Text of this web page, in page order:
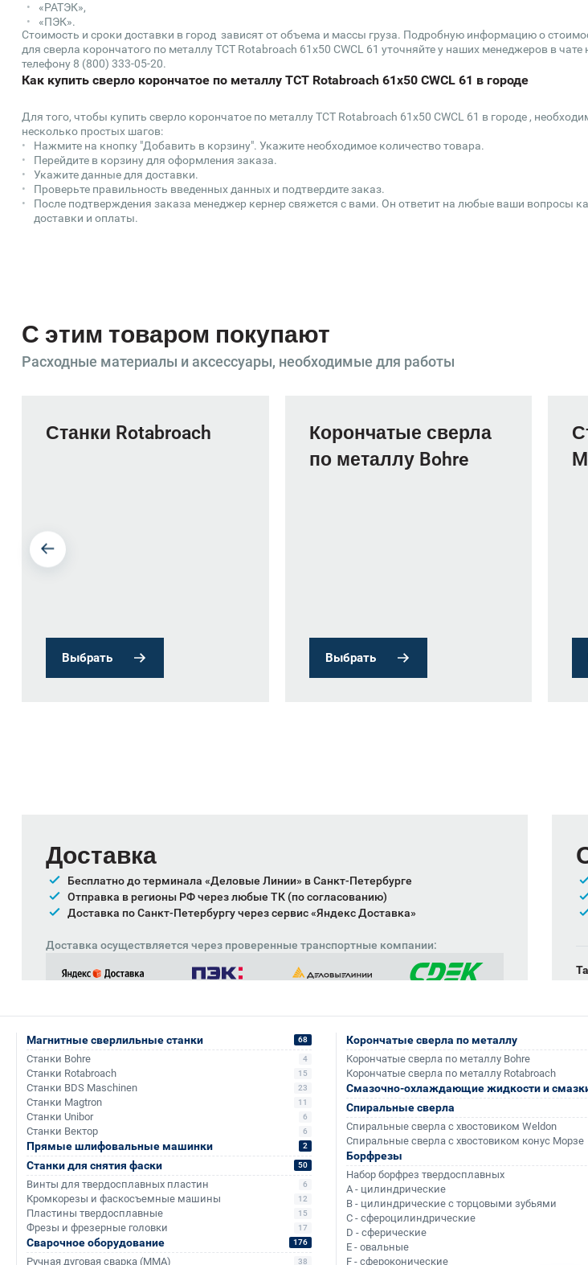
«РАТЭК»,
«ПЭК».
Стоимость и сроки доставки в город зависят от объема и массы груза. Подробную информацию о
для сверла корончатого по металлу TCT Rotabroach 61х50 CWCL 61 уточняйте у наших менеджеров в чате
телефону 8 (800) 333-05-20.
Как купить сверло корончатое по металлу TCT Rotabroach 61х50 CWCL 61 в городе
Для того, чтобы купить сверло корончатое по металлу TCT Rotabroach 61х50 CWCL 61 в городе ,
несколько простых шагов:
Нажмите на кнопку "Добавить в корзину". Укажите необходимое количество товара.
Перейдите в корзину для оформления заказа.
Укажите данные для доставки.
Проверьте правильность введенных данных и подтвердите заказ.
После подтверждения заказа менеджер кернер свяжется с вами. Он ответит на любые ваши вопросы
доставки и оплаты.
С этим товаром покупают
Расходные материалы и аксессуары, необходимые для работы
Станки Rotabroach
Выбрать
Корончатые сверла
по металлу Bohre
Выбрать
Доставка
Бесплатно до терминала «Деловые Линии» в Санкт-Петербурге
Отправка в регионы РФ через любые ТК (по согласованию)
Доставка по Санкт-Петербургу через сервис «Яндекс Доставка»
Доставка осуществляется через проверенные транспортные компании:
Аналоги и похожие товары
+291 +3 999
Магнитные сверлильные станки 68
Станки Bohre 4
Станки Rotabroach 15
Станки BDS Maschinen 23
Станки Magtron 11
Станки Unibor 6
Станки Вектор 6
Прямые шлифовальные машинки 2
Станки для снятия фаски 50
Винты для твердосплавных пластин 6
Кромкорезы и фаскосъемные машины 12
Пластины твердосплавные 15
Фрезы и фрезерные головки 17
Сварочное оборудование 176
Ручная дуговая сварка (MMA) 38
Корончатые сверла по металлу
Корончатые сверла по металлу Bohre
Корончатые сверла по металлу Rotabroach
Смазочно-охлаждающие жидкости и
Спиральные сверла
Спиральные сверла с хвостовиком Weldon
Спиральные сверла с хвостовиком конус Морзе
Борфрезы
Набор борфрез твердосплавных
A - цилиндрические
B - цилиндрические с торцовыми зубьями
C - сфероцилиндрические
D - сферические
E - овальные
F - сфероконические